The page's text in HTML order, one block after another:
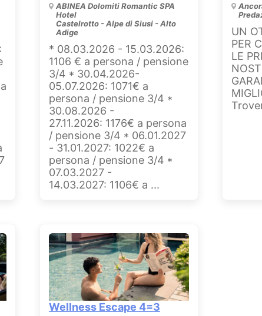
ABINEA Dolomiti Romantic SPA
Hotel
Castelrotto - Alpe di Siusi - Alto
Adige
* 08.03.2026 - 15.03.2026:
1106 € a persona / pensione
3/4 * 30.04.2026-
05.07.2026: 1071€ a
persona / pensione 3/4 *
30.08.2026 -
27.11.2026: 1176€ a persona
/ pensione 3/4 * 06.01.2027
- 31.01.2027: 1022€ a
persona / pensione 3/4 *
07.03.2027 -
14.03.2027: 1106€ a ...
UN
PER
LE
Wellness Escape 4=3